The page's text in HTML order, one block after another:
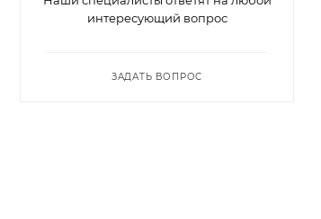
интересующий вопрос
ЗАДАТЬ ВОПРОС